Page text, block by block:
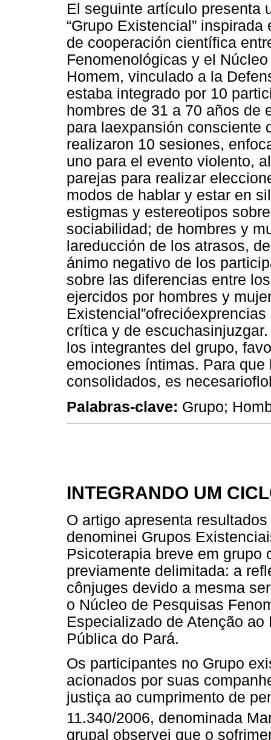
El seguinte artículo presenta
“Grupo Existencial”
de cooperación científica
Fenomenológicas y el
Homem, vinculado a la
estaba integrado por 10
hombres de 31 a 70 años de
para laexpansión consciente
realizaron 10 sesiones,
uno para el evento violento,
parejas para realizar
modos de hablar y estar en
estigmas y estereotipos
sociabilidad; de hombres y
lareducción de los atrasos,
ánimo negativo de los
sobre las diferencias entre
ejercidos por hombres y
crítica y de
los integrantes del grupo,
emociones íntimas. Para
consolidados, es
Palabras-clave: Grupo;
INTEGRANDO UM
O artigo apresenta
denominei Grupos
Psicoterapia breve em grupo
previamente delimitada: a
cônjuges devido a mesma
o Núcleo de Pesquisas
Especializado de Atenção
Pública do Pará.
Os participantes no Grupo
acionados por suas
justiça ao cumprimento de
11.340/2006, denominada
grupal observei que o